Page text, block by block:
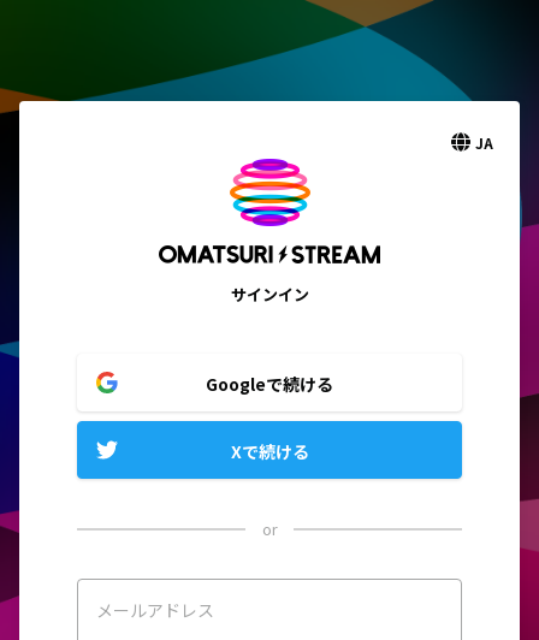
JA
サインイン
Googleで続ける
Xで続ける
or
メールアドレス